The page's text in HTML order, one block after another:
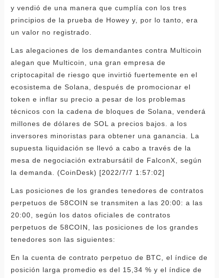
y vendió de una manera que cumplía con los tres
principios de la prueba de Howey y, por lo tanto, era
un valor no registrado.
Las alegaciones de los demandantes contra Multicoin
alegan que Multicoin, una gran empresa de
criptocapital de riesgo que invirtió fuertemente en el
ecosistema de Solana, después de promocionar el
token e inflar su precio a pesar de los problemas
técnicos con la cadena de bloques de Solana, venderá
millones de dólares de SOL a precios bajos. a los
inversores minoristas para obtener una ganancia. La
supuesta liquidación se llevó a cabo a través de la
mesa de negociación extrabursátil de FalconX, según
la demanda. (CoinDesk) [2022/7/7 1:57:02]
Las posiciones de los grandes tenedores de contratos
perpetuos de 58COIN se transmiten a las 20:00: a las
20:00, según los datos oficiales de contratos
perpetuos de 58COIN, las posiciones de los grandes
tenedores son las siguientes:
En la cuenta de contrato perpetuo de BTC, el índice de
posición larga promedio es del 15,34 % y el índice de